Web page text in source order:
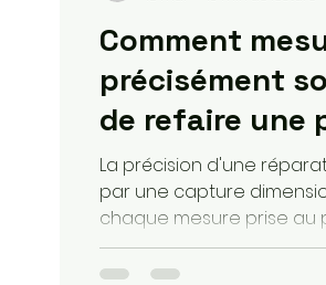
Comment
précisément
de refaire une
une
La précision d'une
par une capture
chaque mesure prise au
donnée qui sécurise
l'art de la mesure et en